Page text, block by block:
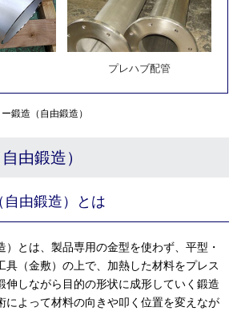
プレハブ配管
鍛造（自由鍛造）
由鍛造）
自由鍛造）とは
）とは、製品専用の金型を使わず、平型・
具（金敷）の上で、加熱した材料をプレス
伸しながら目的の形状に成形していく鍛造
によって材料の向きや叩く位置を変えなが